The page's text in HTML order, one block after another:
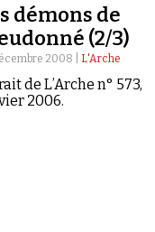
démons de
(2/3)
2008 | L'Arche
de L’Arche n° 573,
2006.